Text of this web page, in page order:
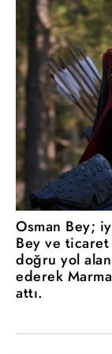
Osman Bey;
Bey ve ticaret
doğru yol
ederek
attı.